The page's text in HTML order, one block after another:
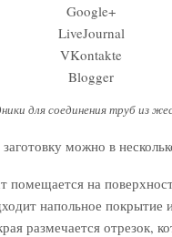
Google+
LiveJournal
VKontakte
Blogger
для соединения труб из
можно в
помещается на
напольное покрытие
размечается отрезок,